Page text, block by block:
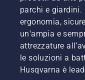
parchi e giardini.
ergonomia,
un'ampia e
attrezzature
le soluzioni a
Husqvarna è